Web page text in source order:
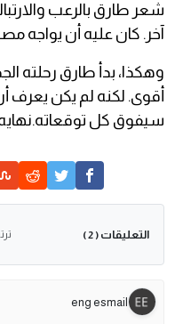
شعر طارق بالرعب
آخر. كان عليه أن يواجه
وهكذا، بدأ طارق رحلته
أقوى. لكنه لم يكن يعرف
سيفوق كل توقعاته.نهايه
التعليقات ( 2 )
eng esmail